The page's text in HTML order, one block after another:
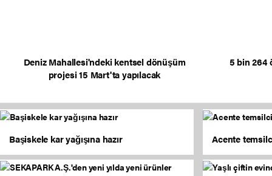
Deniz Mahallesi'ndeki kentsel dönüşüm
projesi 15 Mart'ta yapılacak
5 bin 264
Başiskele kar yağışına hazır Acente